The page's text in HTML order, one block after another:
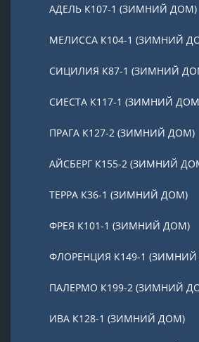
АДЕЛЬ К107-1 (ЗИМНИЙ ДОМ)
МЕЛИССА К104-1 (ЗИМНИЙ
СИЦИЛИЯ К87-1 (ЗИМНИЙ
СИЕСТА К117-1 (ЗИМНИЙ
ПРАГА К127-2 (ЗИМНИЙ ДОМ)
АЙСБЕРГ К155-2 (ЗИМНИЙ
ТЕРРА К36-1 (ЗИМНИЙ ДОМ)
ФРЕЯ К101-1 (ЗИМНИЙ ДОМ)
ФЛОРЕНЦИЯ К149-1
ПАЛЕРМО К199-2 (ЗИМНИЙ
ИВА К128-1 (ЗИМНИЙ ДОМ)